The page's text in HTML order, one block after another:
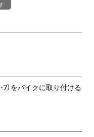
7）をバイクに取り付ける